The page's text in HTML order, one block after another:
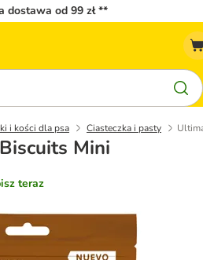
dostawa od 99 zł **
i kości dla psa Ciasteczka i pasty
Mini
teraz